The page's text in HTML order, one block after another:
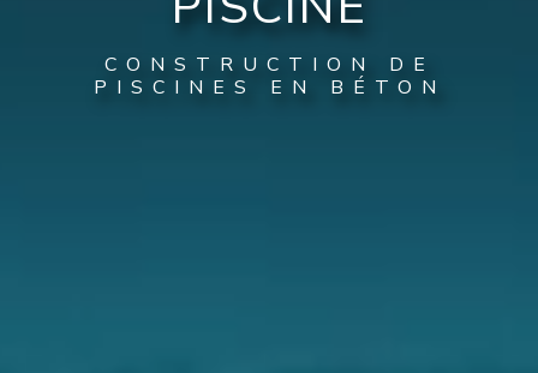
CONSTRUCTION DE
PISCINES EN BÉTON